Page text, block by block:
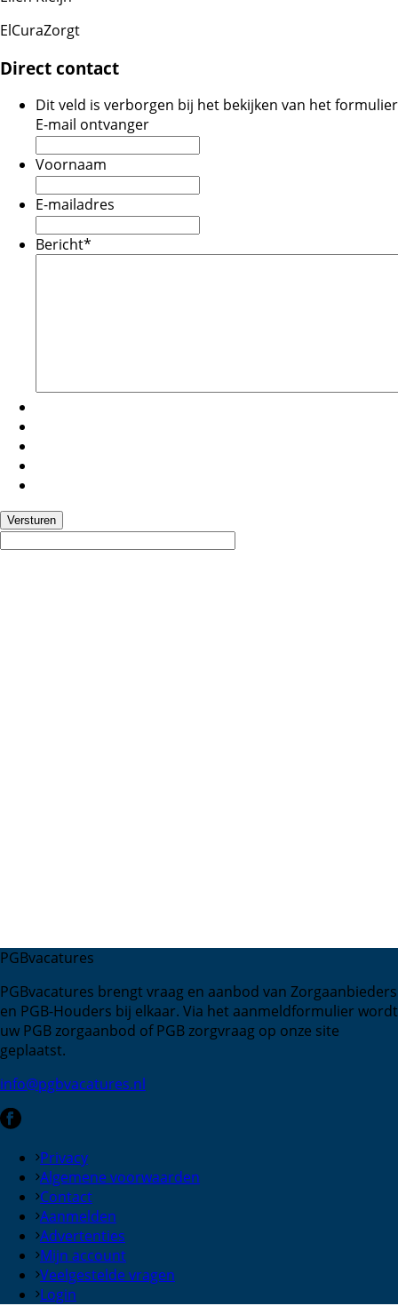
ElCuraZorgt
Direct contact
Dit veld is verborgen bij het bekijken van het formulier
E-mail ontvanger
Voornaam
E-mailadres
Bericht*
PGBvacatures
PGBvacatures brengt vraag en aanbod van Zorgaanbieders
en PGB-Houders bij elkaar. Via het aanmeldformulier wordt
uw PGB zorgaanbod of PGB zorgvraag op onze site
geplaatst.
info@pgbvacatures.nl
Privacy
Algemene voorwaarden
Contact
Aanmelden
Advertenties
Mijn account
Veelgestelde vragen
Login